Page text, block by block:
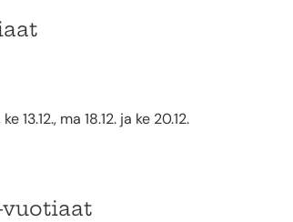
13.12., ma 18.12. ja ke 20.12.